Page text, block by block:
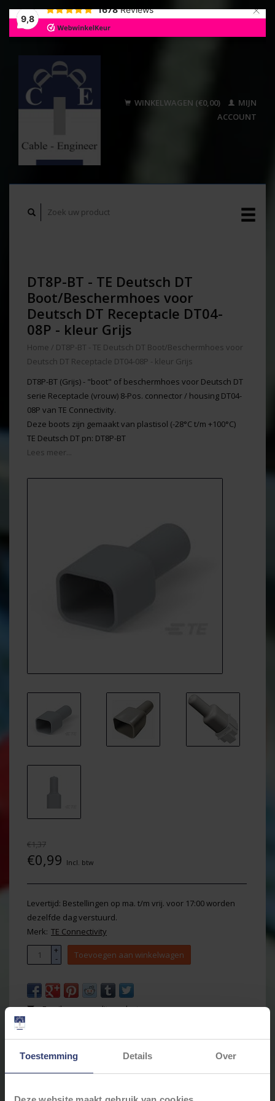
Toestemming Details Over
9,8
1678 Reviews ×
WINKELWAGEN (€0,00)
MIJN
ACCOUNT
DT8P-BT - TE Deutsch DT
Boot/Beschermhoes voor
Deutsch DT Receptacle DT04-
08P - kleur Grijs
Home / DT8P-BT - TE Deutsch DT Boot/Beschermhoes voor
Deutsch DT Receptacle DT04-08P - kleur Grijs
DT8P-BT (Grijs) - "boot" of beschermhoes voor Deutsch DT
serie Receptacle (vrouw) 8-Pos. connector / housing DT04-
08P van TE Connectivity.
Deze boots zijn gemaakt van plastisol (-28°C t/m +100°C)
TE Deutsch DT pn: DT8P-BT
Lees meer...
€1,37
€0,99 Incl. btw
Levertijd: Bestellingen op ma. t/m vrij. voor 17:00 worden
dezelfde dag verstuurd.
Merk: TE Connectivity
+
- Toevoegen aan winkelwagen
Email ons over dit product
Toevoegen om te vergelijken
Afdrukken